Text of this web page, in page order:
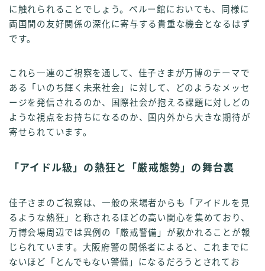
に触れられることでしょう。ペルー館においても、同様に
両国間の友好関係の深化に寄与する貴重な機会となるはず
です。
これら一連のご視察を通して、佳子さまが万博のテーマで
ある「いのち輝く未来社会」に対して、どのようなメッセ
ージを発信されるのか、国際社会が抱える課題に対しどの
ような視点をお持ちになるのか、国内外から大きな期待が
寄せられています。
「アイドル級」の熱狂と「厳戒態勢」の舞台裏
佳子さまのご視察は、一般の来場者からも「アイドルを見
るような熱狂」と称されるほどの高い関心を集めており、
万博会場周辺では異例の「厳戒警備」が敷かれることが報
じられています。大阪府警の関係者によると、これまでに
ないほど「とんでもない警備」になるだろうとされてお